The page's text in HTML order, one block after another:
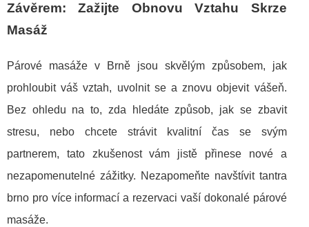
Závěrem: Zažijte Obnovu Vztahu Skrze
Masáž
Párové masáže v Brně jsou skvělým způsobem, jak
prohloubit váš vztah, uvolnit se a znovu objevit vášeň.
Bez ohledu na to, zda hledáte způsob, jak se zbavit
stresu, nebo chcete strávit kvalitní čas se svým
partnerem, tato zkušenost vám jistě přinese nové a
nezapomenutelné zážitky. Nezapomeňte navštívit tantra
brno pro více informací a rezervaci vaší dokonalé párové
masáže.